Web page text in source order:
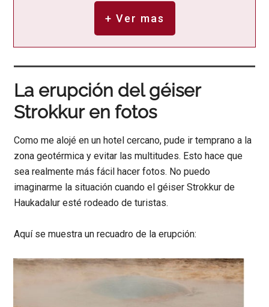
+ Ver mas
La erupción del géiser
Strokkur en fotos
Como me alojé en un hotel cercano, pude ir temprano a la
zona geotérmica y evitar las multitudes. Esto hace que
sea realmente más fácil hacer fotos. No puedo
imaginarme la situación cuando el géiser Strokkur de
Haukadalur esté rodeado de turistas.
Aquí se muestra un recuadro de la erupción: